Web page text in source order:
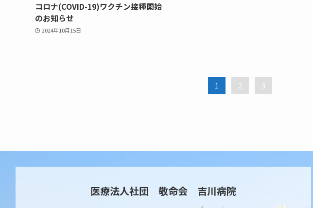
コロナ(COVID-19)ワクチン接種開始
のお知らせ
2024年10月15日
1 2 3
医療法人社団 敬命会 吉川病院